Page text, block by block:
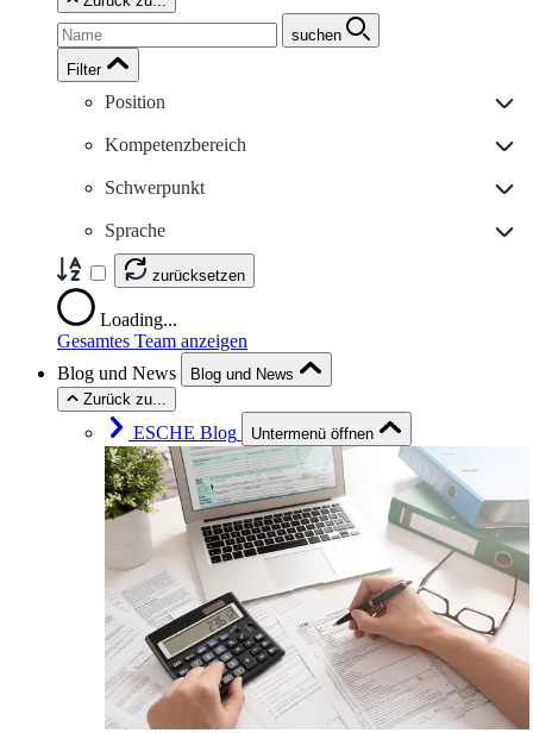
suchen
Filter
Position
Kompetenzbereich
Schwerpunkt
Sprache
zurücksetzen
Loading...
Gesamtes Team anzeigen
Blog und News
Blog und News
Zurück zu...
ESCHE Blog Untermenü öffnen